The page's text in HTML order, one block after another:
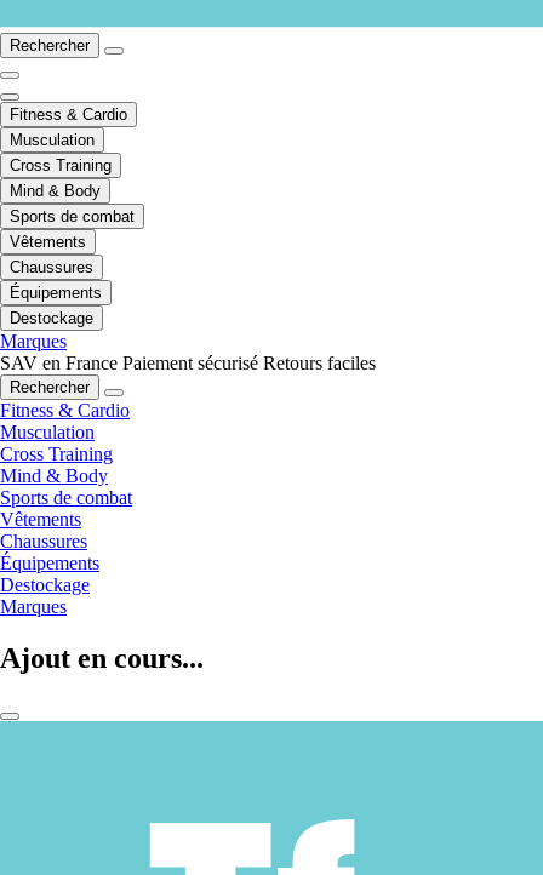
Rechercher
Fitness & Cardio
Musculation
Cross Training
Mind & Body
Sports de combat
Vêtements
Chaussures
Équipements
Destockage
Marques
SAV en France Paiement sécurisé Retours faciles
Rechercher
Fitness & Cardio
Musculation
Cross Training
Mind & Body
Sports de combat
Vêtements
Chaussures
Équipements
Destockage
Marques
Ajout en cours...